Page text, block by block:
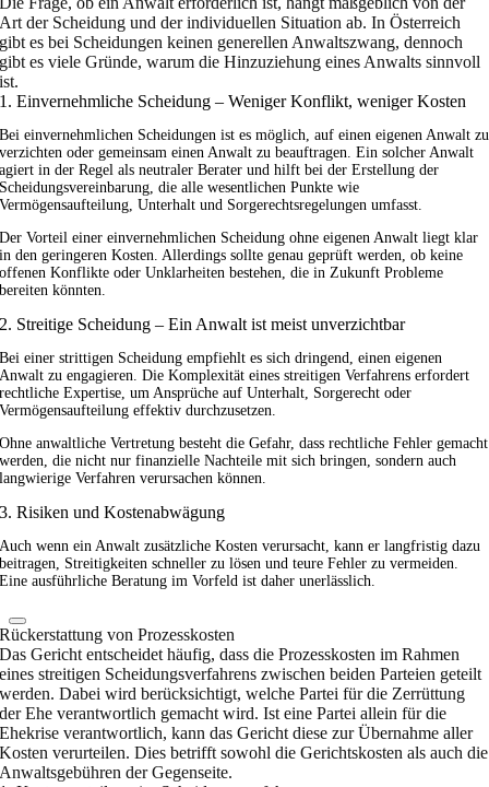
Art der Scheidung und der individuellen Situation ab. In Österreich
gibt es bei Scheidungen keinen generellen Anwaltszwang, dennoch
gibt es viele Gründe, warum die Hinzuziehung eines Anwalts sinnvoll
ist.
1. Einvernehmliche Scheidung – Weniger Konflikt, weniger Kosten
Bei einvernehmlichen Scheidungen ist es möglich, auf einen eigenen Anwalt zu
verzichten oder gemeinsam einen Anwalt zu beauftragen. Ein solcher Anwalt
agiert in der Regel als neutraler Berater und hilft bei der Erstellung der
Scheidungsvereinbarung, die alle wesentlichen Punkte wie
Vermögensaufteilung, Unterhalt und Sorgerechtsregelungen umfasst.
Der Vorteil einer einvernehmlichen Scheidung ohne eigenen Anwalt liegt klar
in den geringeren Kosten. Allerdings sollte genau geprüft werden, ob keine
offenen Konflikte oder Unklarheiten bestehen, die in Zukunft Probleme
bereiten könnten.
2. Streitige Scheidung – Ein Anwalt ist meist unverzichtbar
Bei einer strittigen Scheidung empfiehlt es sich dringend, einen eigenen
Anwalt zu engagieren. Die Komplexität eines streitigen Verfahrens erfordert
rechtliche Expertise, um Ansprüche auf Unterhalt, Sorgerecht oder
Vermögensaufteilung effektiv durchzusetzen.
Ohne anwaltliche Vertretung besteht die Gefahr, dass rechtliche Fehler gemacht
werden, die nicht nur finanzielle Nachteile mit sich bringen, sondern auch
langwierige Verfahren verursachen können.
3. Risiken und Kostenabwägung
Auch wenn ein Anwalt zusätzliche Kosten verursacht, kann er langfristig dazu
beitragen, Streitigkeiten schneller zu lösen und teure Fehler zu vermeiden.
Eine ausführliche Beratung im Vorfeld ist daher unerlässlich.
Rückerstattung von Prozesskosten
Das Gericht entscheidet häufig, dass die Prozesskosten im Rahmen
eines streitigen Scheidungsverfahrens zwischen beiden Parteien geteilt
werden. Dabei wird berücksichtigt, welche Partei für die Zerrüttung
der Ehe verantwortlich gemacht wird. Ist eine Partei allein für die
Ehekrise verantwortlich, kann das Gericht diese zur Übernahme aller
Kosten verurteilen. Dies betrifft sowohl die Gerichtskosten als auch die
Anwaltsgebühren der Gegenseite.